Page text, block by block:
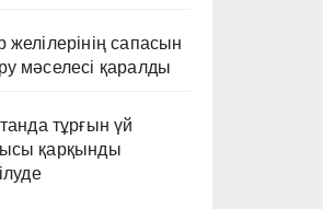
желілерінің сапасын
мәселесі қаралды
тұрғын үй
қарқынды